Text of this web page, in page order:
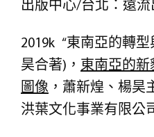
出版中心/台北：遠流
2019k “東南亞的轉
昊合著)， 東南亞的
圖像 ，蕭新煌、楊昊
洪葉文化事業有限公